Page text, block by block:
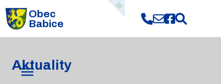
Obec
Babice
10
Aktuality